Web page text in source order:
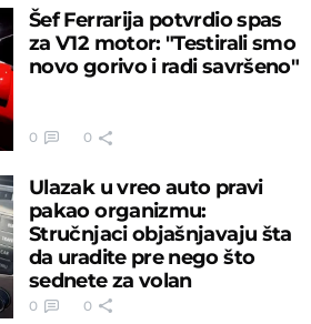
Šef Ferrarija potvrdio spas
za V12 motor: "Testirali smo
novo gorivo i radi savršeno"
0 0
Ulazak u vreo auto pravi
pakao organizmu:
Stručnjaci objašnjavaju šta
da uradite pre nego što
sednete za volan
0 0